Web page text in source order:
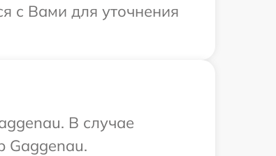
с Вами для уточнения
В случае
Gaggenau.